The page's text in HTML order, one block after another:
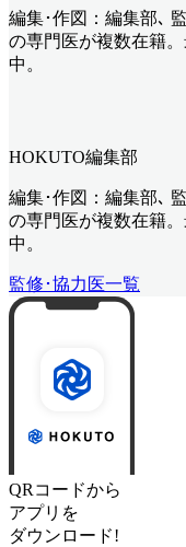
編集･作図：編集部､
の専門医が複数在籍
中。
HOKUTO編集部
編集･作図：編集部､
の専門医が複数在籍
中。
監修･協力医一覧
QRコードから
アプリを
ダウンロード!